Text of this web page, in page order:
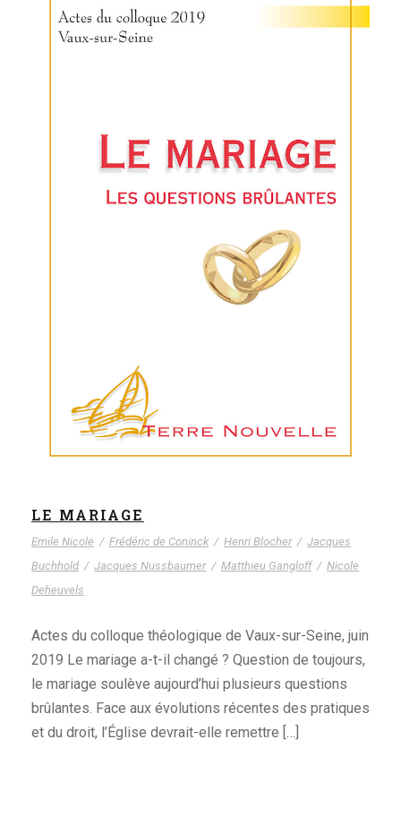
LE MARIAGE
Frédéric de Coninck
LE MARIAGE
Emile Nicole / Frédéric de Coninck / Henri Blocher / Jacques
Buchhold / Jacques Nussbaumer / Matthieu Gangloff / Nicole
Deheuvels
Actes du colloque théologique de Vaux-sur-Seine, juin
2019 Le mariage a-t-il changé ? Question de toujours,
le mariage soulève aujourd’hui plusieurs questions
brûlantes. Face aux évolutions récentes des pratiques
et du droit, l’Église devrait-elle remettre […]